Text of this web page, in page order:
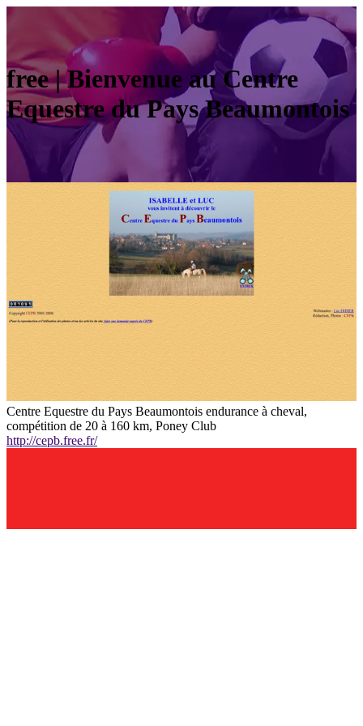
free | Bienvenue au Centre
Equestre du Pays Beaumontois
Centre Equestre du Pays Beaumontois endurance à cheval,
compétition de 20 à 160 km, Poney Club
http://cepb.free.fr/